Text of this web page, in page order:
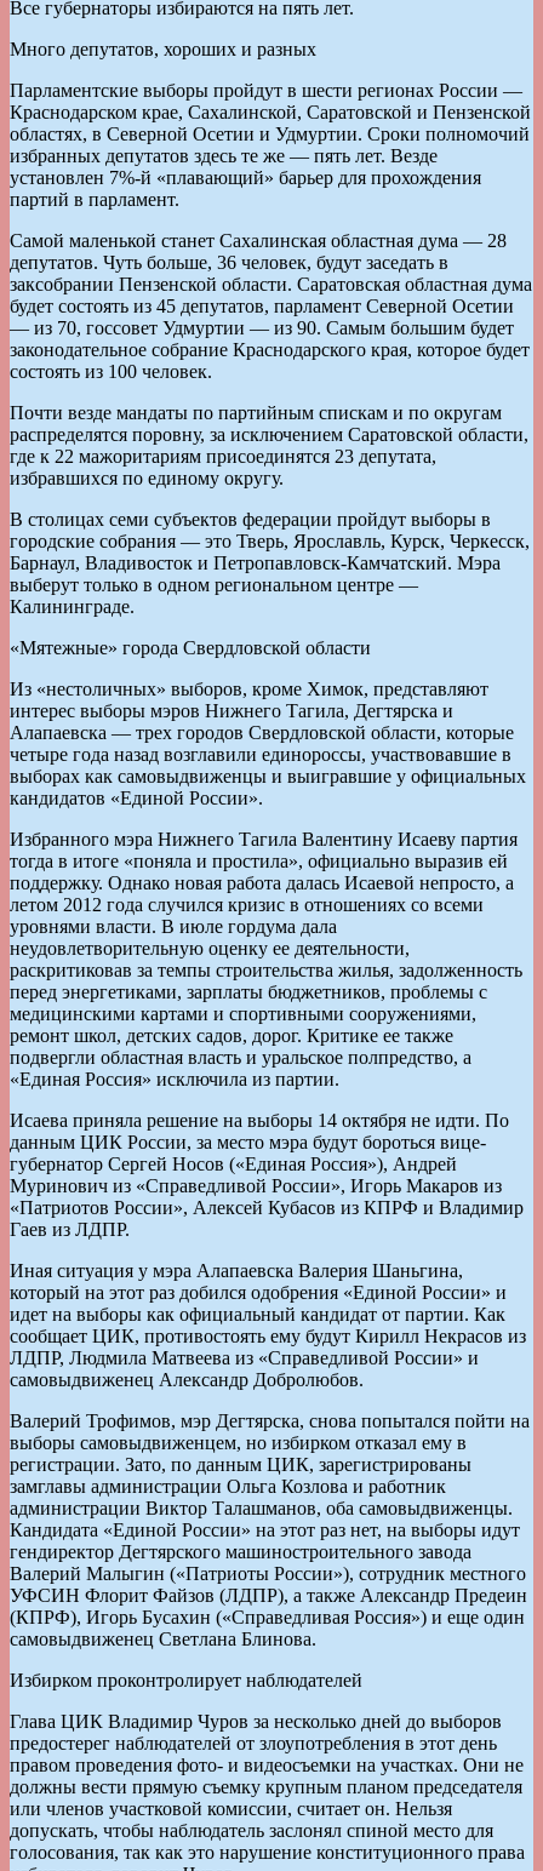
Все губернаторы избираются на пять лет.
Много депутатов, хороших и разных
Парламентские выборы пройдут в шести регионах России —
Краснодарском крае, Сахалинской, Саратовской и Пензенской
областях, в Северной Осетии и Удмуртии. Сроки полномочий
избранных депутатов здесь те же — пять лет. Везде
установлен 7%-й «плавающий» барьер для прохождения
партий в парламент.
Самой маленькой станет Сахалинская областная дума — 28
депутатов. Чуть больше, 36 человек, будут заседать в
заксобрании Пензенской области. Саратовская областная дума
будет состоять из 45 депутатов, парламент Северной Осетии
— из 70, госсовет Удмуртии — из 90. Самым большим будет
законодательное собрание Краснодарского края, которое будет
состоять из 100 человек.
Почти везде мандаты по партийным спискам и по округам
распределятся поровну, за исключением Саратовской области,
где к 22 мажоритариям присоединятся 23 депутата,
избравшихся по единому округу.
В столицах семи субъектов федерации пройдут выборы в
городские собрания — это Тверь, Ярославль, Курск, Черкесск,
Барнаул, Владивосток и Петропавловск-Камчатский. Мэра
выберут только в одном региональном центре —
Калининграде.
«Мятежные» города Свердловской области
Из «нестоличных» выборов, кроме Химок, представляют
интерес выборы мэров Нижнего Тагила, Дегтярска и
Алапаевска — трех городов Свердловской области, которые
четыре года назад возглавили единороссы, участвовавшие в
выборах как самовыдвиженцы и выигравшие у официальных
кандидатов «Единой России».
Избранного мэра Нижнего Тагила Валентину Исаеву партия
тогда в итоге «поняла и простила», официально выразив ей
поддержку. Однако новая работа далась Исаевой непросто, а
летом 2012 года случился кризис в отношениях со всеми
уровнями власти. В июле гордума дала
неудовлетворительную оценку ее деятельности,
раскритиковав за темпы строительства жилья, задолженность
перед энергетиками, зарплаты бюджетников, проблемы с
медицинскими картами и спортивными сооружениями,
ремонт школ, детских садов, дорог. Критике ее также
подвергли областная власть и уральское полпредство, а
«Единая Россия» исключила из партии.
Исаева приняла решение на выборы 14 октября не идти. По
данным ЦИК России, за место мэра будут бороться вице-
губернатор Сергей Носов («Единая Россия»), Андрей
Муринович из «Справедливой России», Игорь Макаров из
«Патриотов России», Алексей Кубасов из КПРФ и Владимир
Гаев из ЛДПР.
Иная ситуация у мэра Алапаевска Валерия Шаньгина,
который на этот раз добился одобрения «Единой России» и
идет на выборы как официальный кандидат от партии. Как
сообщает ЦИК, противостоять ему будут Кирилл Некрасов из
ЛДПР, Людмила Матвеева из «Справедливой России» и
самовыдвиженец Александр Добролюбов.
Валерий Трофимов, мэр Дегтярска, снова попытался пойти на
выборы самовыдвиженцем, но избирком отказал ему в
регистрации. Зато, по данным ЦИК, зарегистрированы
замглавы администрации Ольга Козлова и работник
администрации Виктор Талашманов, оба самовыдвиженцы.
Кандидата «Единой России» на этот раз нет, на выборы идут
гендиректор Дегтярского машиностроительного завода
Валерий Малыгин («Патриоты России»), сотрудник местного
УФСИН Флорит Файзов (ЛДПР), а также Александр Предеин
(КПРФ), Игорь Бусахин («Справедливая Россия») и еще один
самовыдвиженец Светлана Блинова.
Избирком проконтролирует наблюдателей
Глава ЦИК Владимир Чуров за несколько дней до выборов
предостерег наблюдателей от злоупотребления в этот день
правом проведения фото- и видеосъемки на участках. Они не
должны вести прямую съемку крупным планом председателя
или членов участковой комиссии, считает он. Нельзя
допускать, чтобы наблюдатель заслонял спиной место для
голосования, так как это нарушение конституционного права